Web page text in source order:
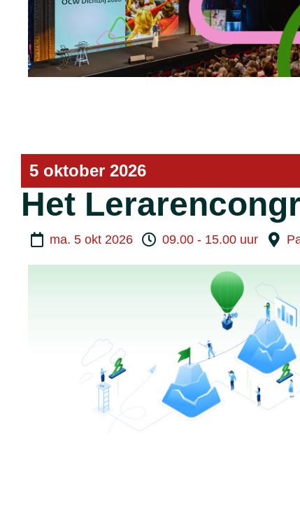
5 oktober 2026
Het
ma. 5 okt 2026 09.00 - 15.00 uur